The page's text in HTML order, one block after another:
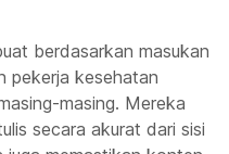
berdasarkan masukan
pekerja kesehatan
masing. Mereka
secara akurat dari sisi